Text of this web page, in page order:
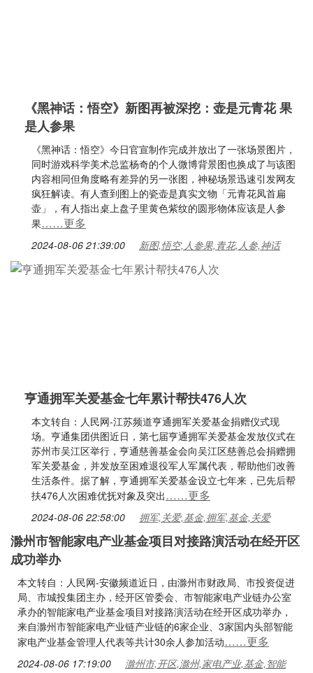
《黑神话：悟空》新图再被深挖：壶是元青花 果
是人参果
《黑神话：悟空》今日官宣制作完成并放出了一张场景图片，
同时游戏科学美术总监杨奇的个人微博背景图也换成了与该图
内容相同但角度略有差异的另一张图，神秘场景迅速引发网友
疯狂解读。有人查到图上的瓷壶是真实文物「元青花凤首扁
壶」，有人指出桌上盘子里黄色紫纹的圆形物体应该是人参
果……更多
2024-08-06 21:39:00 新图,悟空,人参果,青花,人参,神话
亨通拥军关爱基金七年累计帮扶476人次
本文转自：人民网-江苏频道亨通拥军关爱基金捐赠仪式现
场。亨通集团供图近日，第七届亨通拥军关爱基金发放仪式在
苏州市吴江区举行，亨通慈善基金会向吴江区慈善总会捐赠拥
军关爱基金，并发放至困难退役军人军属代表，帮助他们改善
生活条件。据了解，亨通拥军关爱基金设立七年来，已先后帮
扶476人次困难优抚对象及突出……更多
2024-08-06 22:58:00 拥军,关爱,基金,拥军,基金,关爱
滁州市智能家电产业基金项目对接路演活动在经开区
成功举办
本文转自：人民网-安徽频道近日，由滁州市财政局、市投资促进
局、市城投集团主办，经开区管委会、市智能家电产业链办公室
承办的智能家电产业基金项目对接路演活动在经开区成功举办，
来自滁州市智能家电产业链产业链的6家企业、3家国内头部智能
家电产业基金管理人代表等共计30余人参加活动……更多
2024-08-06 17:19:00 滁州市,开区,滁州,家电产业,基金,智能